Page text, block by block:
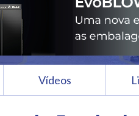
Vídeos